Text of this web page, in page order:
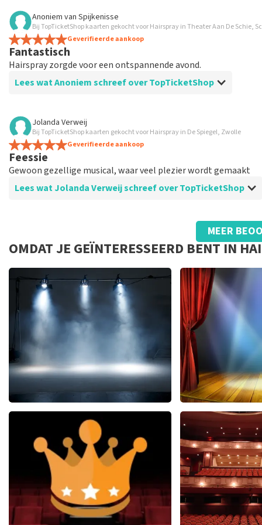
Beoordeling van Ingrid Overbeek over
Goed
Goed
Anoniem van Spijkenisse
Bij TopTicketShop kaarten gekocht voor Hairspray in Theater Aan De Schie,
Geverifieerde aankoop
Fantastisch
Hairspray zorgde voor een ontspannende avond.
Lees wat Anoniem schreef over TopTicketShop
Beoordeling van Anoniem over
Tevreden
Jolanda Verweij
Bij TopTicketShop kaarten gekocht voor Hairspray in De Spiegel, Zwolle
Geverifieerde aankoop
Feessie
Gewoon gezellige musical, waar veel plezier wordt gemaakt
Lees wat Jolanda Verweij schreef over TopTicketShop
TopTicketShop
Goed
MEER
OMDAT JE GEÏNTERESSEERD BENT IN
West Side Story
reviews
BEKIJKEN
40 45 De